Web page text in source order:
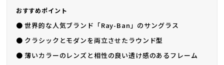
おすすめポイント
● 世界的な人気ブランド「Ray-Ban」のサングラス
● クラシックとモダンを両立させたラウンド型
● 薄いカラーのレンズと相性の良い透け感のあるフレーム